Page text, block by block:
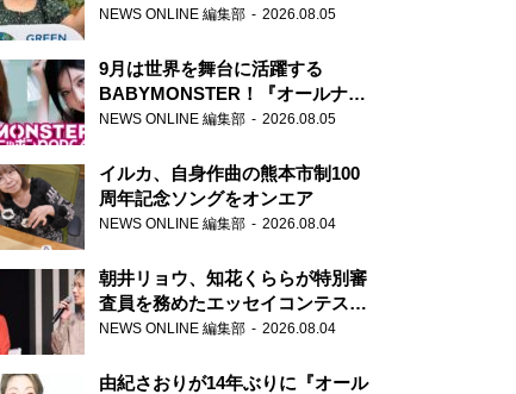
NEWS ONLINE 編集部 2026.08.05
9月は世界を舞台に活躍する
BABYMONSTER！『オールナイ
トニッポンPODCAST』月替わり
NEWS ONLINE 編集部 2026.08.05
イルカ、自身作曲の熊本市制100
周年記念ソングをオンエア
NEWS ONLINE 編集部 2026.08.04
朝井リョウ、知花くららが特別審
査員を務めたエッセイコンテスト
の特別番組「#いまあなたに伝え
NEWS ONLINE 編集部 2026.08.04
由紀さおりが14年ぶりに『オール